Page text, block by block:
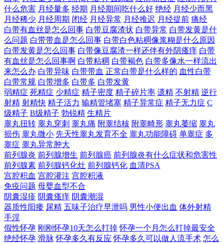
什么危害 月经量多 经期 月经期间吃什么好 绝经 月经少而黑
月经稀少 月经周期 闭经 月经异常 月经推迟 月经提前 痛经
白带有血丝是怎么回事 白带豆腐渣状 白带异常 白带发黄是什
么问题 白带带血是怎么回事 白带白色粘稠像浆糊是什么原因
白带发黄是怎么回事 白带像豆腐渣一样还伴有外阴瘙痒 白带
有血丝是怎么回事啊 白带粘稠 白带褐色 白带多像水一样流出
来怎么办 白带异味 白带带血 正常白带是什么样的 血性白带
白带常规 白带增多 白带多 白带发黄
弱精症 死精症 少精症 精子密度 精子碎片率 遗精 不射精 逆行
射精 射精快 精子活力 输精管堵塞 精子异常症 精子无力症 C
级精子 B级精子 勃锐精 生精片
睾丸扭转 睾丸穿刺 睾丸痛 附睾结核 附睾畸形 睾丸萎缩 睾丸
损伤 睾丸微小 先天性睾丸发育不全 睾丸功能障碍 单睾症 多
睾症 睾丸异常肿大
前列腺炎 前列腺增生 前列腺癌 前列腺炎有什么症状和危害性
前列腺素 前列腺钙化灶 前列腺钙化 血清PSA
宫腔积血 宫腔灌注 宫腔积液
免疫问题 母婴血型不合
阴囊湿疹 阴囊瘙痒 阴囊潮湿
器质性阳痿 尿精 五味子治疗早泄吗 男性小便出血 体外射精
手淫
假性怀孕 刚刚怀孕10天怎么打掉 怀孕一个月怎么打掉最安全
绝经怀孕 滑脉 怀孕多久有反应 怀孕多久可以做人流手术 怎么